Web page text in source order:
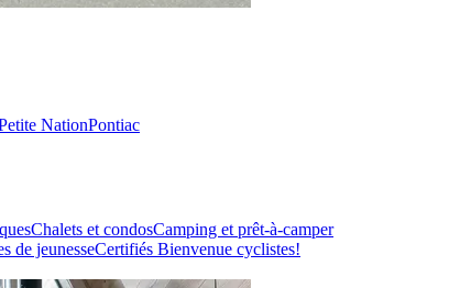
NationPontiac
Chalets et condosCamping et prêt-à-camper
de jeunesseCertifiés Bienvenue cyclistes!